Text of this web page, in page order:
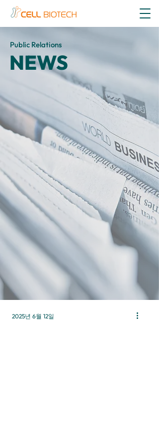
Public Relations
NEWS
2025년 6월 12일